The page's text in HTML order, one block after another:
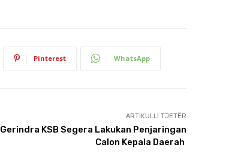
Pinterest WhatsApp
ARTIKULLI TJETËR
Gerindra KSB Segera Lakukan Penjaringan
Calon Kepala Daerah